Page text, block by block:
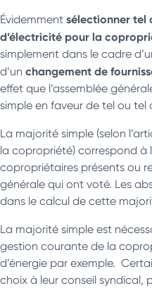
Évidemment sélectionner tel
d’électricité pour la
simplement dans le cadre
d’un changement de
effet que l’assemblée
simple en faveur de tel ou tel
La majorité simple (selon
la copropriété) correspond à
copropriétaires présents ou
générale qui ont voté. Les
dans le calcul de cette
La majorité simple est
gestion courante de la
d’énergie par exemple.
choix à leur conseil syndical,